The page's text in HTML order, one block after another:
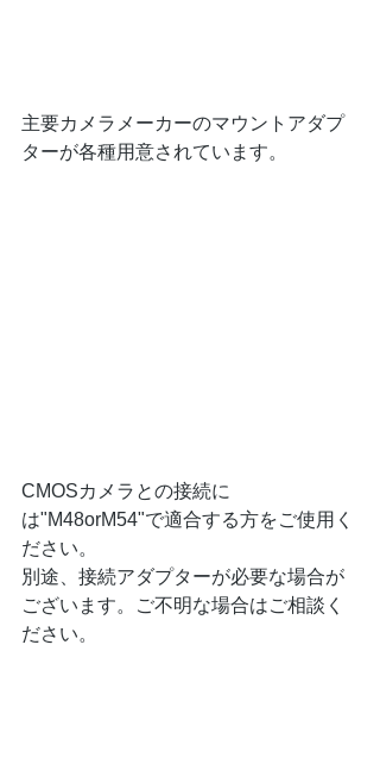
主要カメラメーカーのマウントアダプ
ターが各種用意されています。
CMOSカメラとの接続に
は"M48orM54"で適合する方をご使用く
ださい。
別途、接続アダプターが必要な場合が
ございます。ご不明な場合はご相談く
ださい。